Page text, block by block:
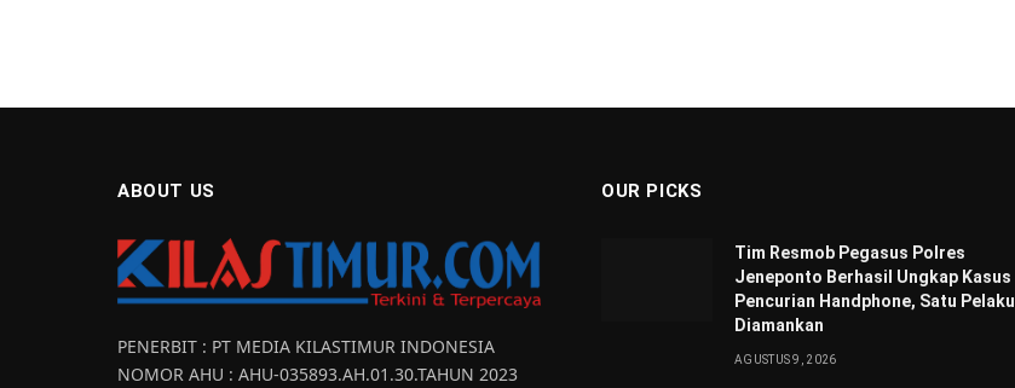
ABOUT US
PENERBIT : PT MEDIA KILASTIMUR INDONESIA
NOMOR AHU : AHU-035893.AH.01.30.TAHUN 2023
OUR PICKS
Tim Resmob Pegasus Polres
Jeneponto Berhasil Ungkap Kasus
Pencurian Handphone, Satu Pelaku
Diamankan
AGUSTUS 9, 2026